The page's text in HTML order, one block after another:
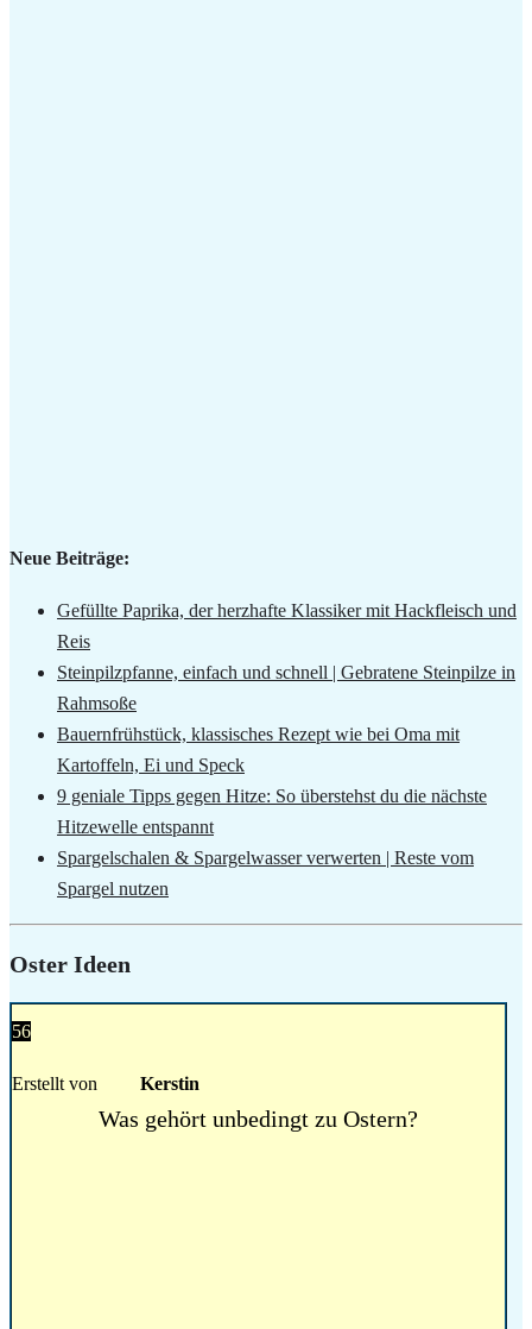
Neue Beiträge:
Gefüllte Paprika, der herzhafte Klassiker mit Hackfleisch und
Reis
Steinpilzpfanne, einfach und schnell | Gebratene Steinpilze in
Rahmsoße
Bauernfrühstück, klassisches Rezept wie bei Oma mit
Kartoffeln, Ei und Speck
9 geniale Tipps gegen Hitze: So überstehst du die nächste
Hitzewelle entspannt
Spargelschalen & Spargelwasser verwerten | Reste vom
Spargel nutzen
Oster Ideen
56
Erstellt von Kerstin
Was gehört unbedingt zu Ostern?